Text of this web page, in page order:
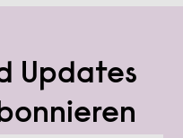
Updates